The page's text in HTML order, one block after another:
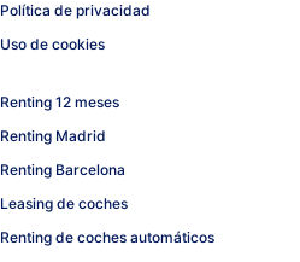
Política de privacidad
Uso de cookies
Renting 12 meses
Renting Madrid
Renting Barcelona
Leasing de coches
Renting de coches automáticos